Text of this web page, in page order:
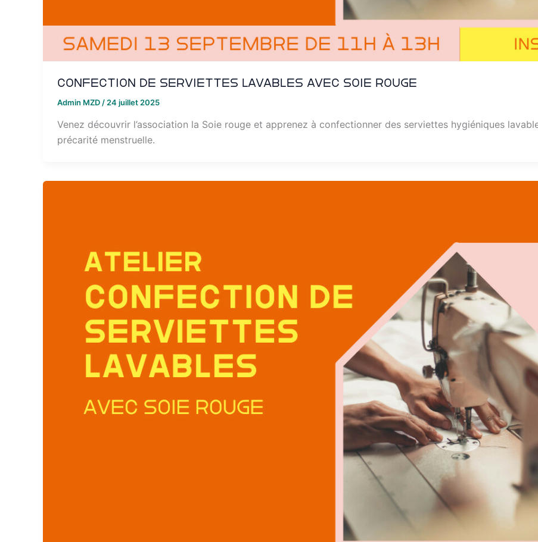
Confection de serviettes lavables avec Soie Rouge
Admin MZD / 24 juillet 2025
Venez découvrir l’association la Soie rouge et apprenez à confectionner des serviettes hygiéniques
précarité menstruelle.